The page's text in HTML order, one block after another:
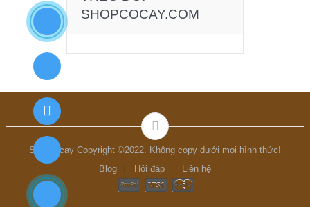
SHOPCOCAY.COM
Shopcocay Copyright ©2022. Không copy dưới mọi hình thức!
Blog
Hỏi đáp Liên hệ